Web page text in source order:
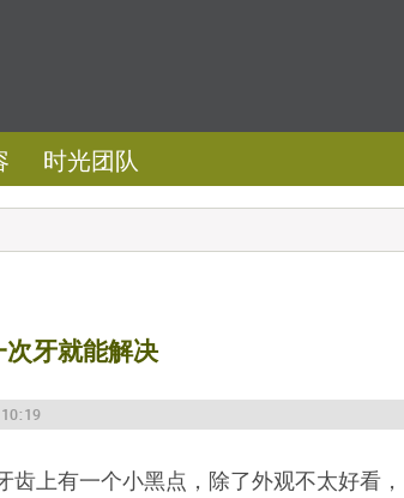
时光团队
牙就能解决
上有一个小黑点，除了外观不太好看，